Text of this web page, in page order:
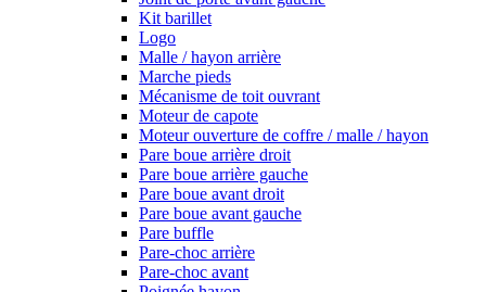
Kit barillet
Logo
Malle / hayon arrière
Marche pieds
Mécanisme de toit ouvrant
Moteur de capote
Moteur ouverture de coffre / malle / hayon
Pare boue arrière droit
Pare boue arrière gauche
Pare boue avant droit
Pare boue avant gauche
Pare buffle
Pare-choc arrière
Pare-choc avant